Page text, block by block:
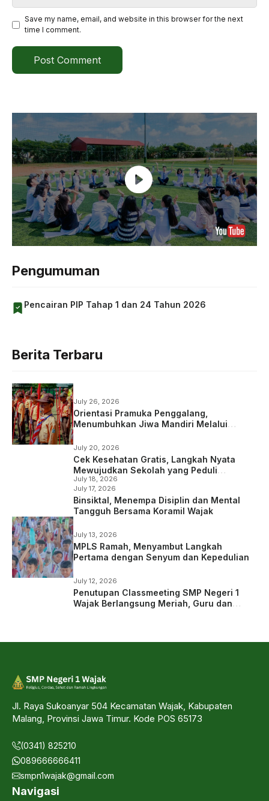
Save my name, email, and website in this browser for the next
time I comment.
Pengumuman
Pencairan PIP Tahap 1 dan 24 Tahun 2026
Berita Terbaru
July 26, 2026
Orientasi Pramuka Penggalang,
Menumbuhkan Jiwa Mandiri Melalui
July 20, 2026
Cek Kesehatan Gratis, Langkah Nyata
Mewujudkan Sekolah yang Peduli
Kesehatan
July 18, 2026
July 17, 2026
Binsiktal, Menempa Disiplin dan Mental
Tangguh Bersama Koramil Wajak
July 13, 2026
MPLS Ramah, Menyambut Langkah
Pertama dengan Senyum dan Kepedulian
July 12, 2026
Penutupan Classmeeting SMP Negeri 1
Wajak Berlangsung Meriah, Guru dan
Jl. Raya Sukoanyar 504 Kecamatan Wajak, Kabupaten
Malang, Provinsi Jawa Timur. Kode POS 65173
(0341) 825210
089666666411
smpn1wajak@gmail.com
Navigasi